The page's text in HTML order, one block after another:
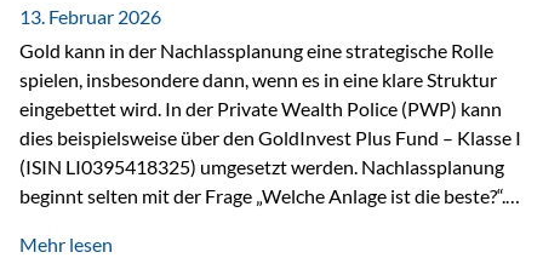
13. Februar 2026
Gold kann in der Nachlassplanung eine strategische Rolle
spielen, insbesondere dann, wenn es in eine klare Struktur
eingebettet wird. In der Private Wealth Police (PWP) kann
dies beispielsweise über den GoldInvest Plus Fund – Klasse I
(ISIN LI0395418325) umgesetzt werden. Nachlassplanung
beginnt selten mit der Frage „Welche Anlage ist die beste?“.
Mehr lesen